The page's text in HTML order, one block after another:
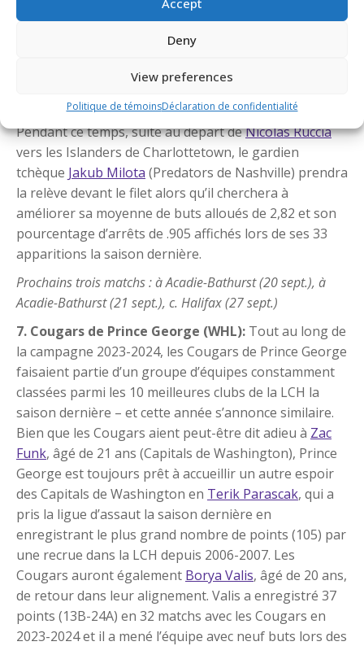
Deny
View preferences
Politique de témoinsDéclaration de confidentialité
revient au Cap-Breton quelques mois après avoir été
ronde du Repêchage 2024 de la LNH. Alors qu’il
entame ce qui sera sa troisième saison dans la LHJMQ,
ligne arrière de cette équipe des Eagles cette saison.
Pendant ce temps, suite au départ deNicolas Ruccia
vers les Islanders de Charlottetown, le gardien
tchèque Jakub Milota (Predators de Nashville) prendra
la relève devant le filet alors qu’il cherchera à
améliorer sa moyenne de buts alloués de 2,82 et son
pourcentage d’arrêts de .905 affichés lors de ses 33
apparitions la saison dernière.
Prochains trois matchs : à Acadie-Bathurst (20 sept.), à
Acadie-Bathurst (21 sept.), c. Halifax (27 sept.)
7. Cougars de Prince George (WHL): Tout au long de
la campagne 2023-2024, les Cougars de Prince George
faisaient partie d’un groupe d’équipes constamment
classées parmi les 10 meilleures clubs de la LCH la
saison dernière – et cette année s’annonce similaire.
Bien que les Cougars aient peut-être dit adieu à Zac
Funk, âgé de 21 ans (Capitals de Washington), Prince
George est toujours prêt à accueillir un autre espoir
des Capitals de Washington en Terik Parascak, qui a
pris la ligue d’assaut la saison dernière en
enregistrant le plus grand nombre de points (105) par
une recrue dans la LCH depuis 2006-2007. Les
Cougars auront également Borya Valis, âgé de 20 ans,
de retour dans leur alignement. Valis a enregistré 37
points (13B-24A) en 32 matchs avec les Cougars en
2023-2024 et il a mené l’équipe avec neuf buts lors des